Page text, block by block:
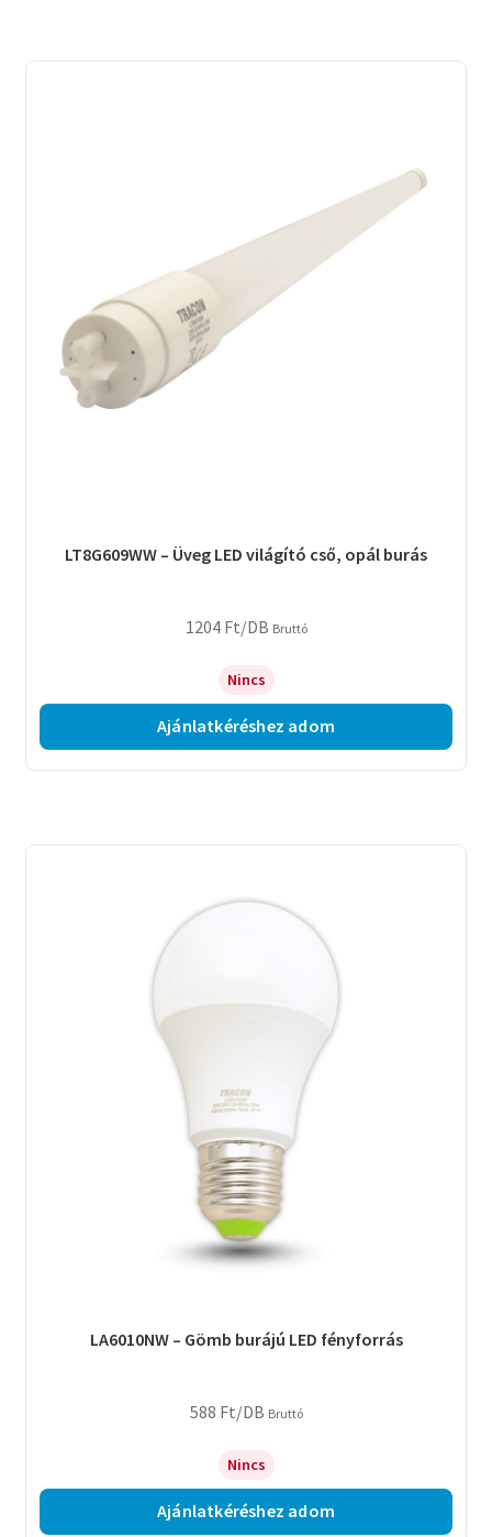
LT8G609WW – Üveg LED világító cső, opál burás
1204 Ft/DB Bruttó
Nincs
Ajánlatkéréshez adom
LA6010NW – Gömb burájú LED fényforrás
588 Ft/DB Bruttó
Nincs
Ajánlatkéréshez adom